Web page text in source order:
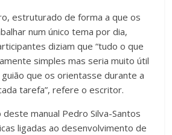
estruturado de forma a que os
num único tema por dia,
diziam que “tudo o que
simples mas seria muito útil
que os orientasse durante a
tarefa”, refere o escritor.
manual Pedro Silva-Santos
ligadas ao desenvolvimento de